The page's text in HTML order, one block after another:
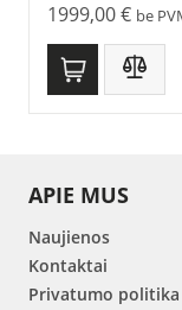
1999,00€ be
APIE MUS
Naujienos
Kontaktai
Privatumo politika